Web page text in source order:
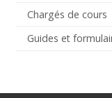
Chargés de cours
Guides et